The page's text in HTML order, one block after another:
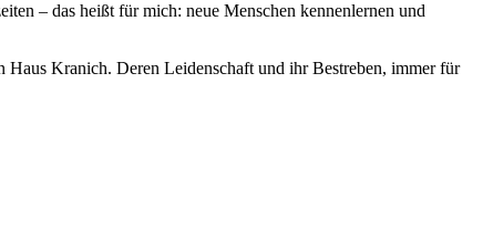
– das heißt für mich: neue Menschen kennenlernen und
Haus Kranich. Deren Leidenschaft und ihr Bestreben, immer für